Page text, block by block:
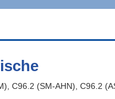
C96.2 (SM-AHN), C96.2